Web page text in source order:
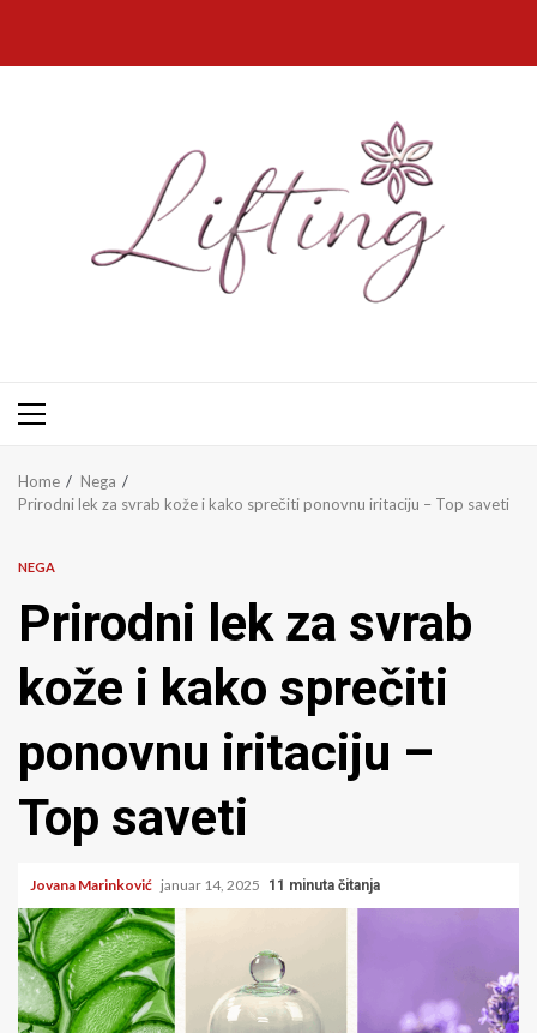
content
Primary
Home
Nega
Prirodni lek za svrab kože i kako sprečiti ponovnu iritaciju – Top saveti
NEGA
Prirodni lek za svrab
kože i kako sprečiti
ponovnu iritaciju –
Top saveti
Jovana Marinković januar 14, 2025 11 minuta čitanja